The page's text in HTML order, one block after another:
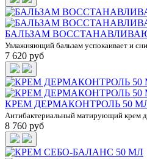
БАЛЬЗАМ
Увлажняющий бальзам успокаивает и
7 620 руб
КРЕМ ДЕРМАКОНТРОЛЬ 50
Антибактериальный матирующий крем
8 760 руб